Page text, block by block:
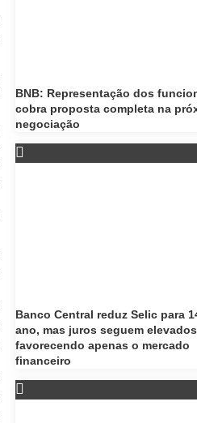
BNB: Representação dos
cobra proposta completa na
negociação
Banco Central reduz Selic para
ano, mas juros seguem
favorecendo apenas o mercado
financeiro